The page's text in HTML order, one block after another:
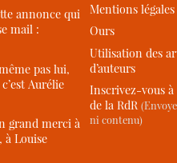
annonce qui
mail :
pas lui,
Aurélie
grand merci à
à Louise
Mentions légales
Ours
Utilisation des
d’auteurs
Inscrivez-vous
de la RdR
ni contenu)